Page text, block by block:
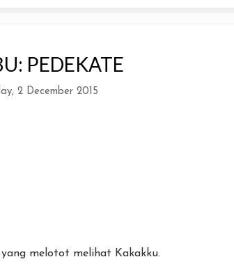
PEDEKATE
2 December 2015
melotot melihat Kakakku.